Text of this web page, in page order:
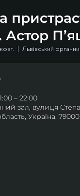
Астор
  |
Львівський
– 22:00
зал, вулиця
Україна, 79000